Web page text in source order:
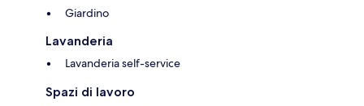
Giardino
Lavanderia
Lavanderia self-service
Spazi di lavoro